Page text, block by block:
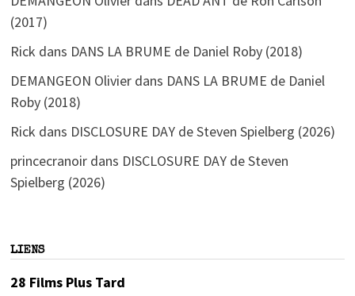
(2017)
Rick dans DANS LA BRUME de Daniel Roby (2018)
DEMANGEON Olivierdans DANS LA BRUME de Daniel
Roby (2018)
Rick dans DISCLOSURE DAY de Steven Spielberg (2026)
princecranoirdans DISCLOSURE DAY de Steven
Spielberg (2026)
LIENS
28 Films Plus Tard